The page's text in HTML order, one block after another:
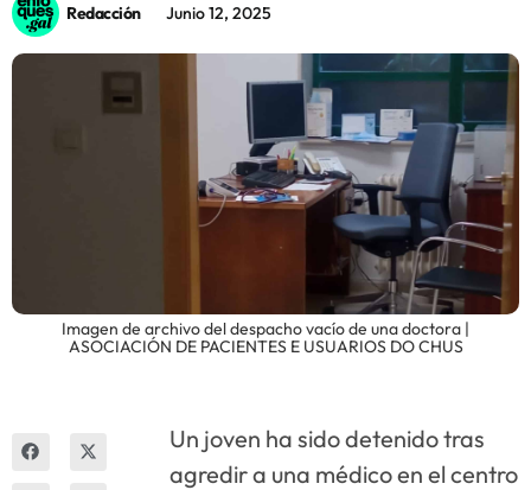
Redacción Junio 12, 2025
Imagen de archivo del despacho vacío de una doctora |
ASOCIACIÓN DE PACIENTES E USUARIOS DO CHUS
Un joven ha sido detenido tras
agredir a una médico en el centro